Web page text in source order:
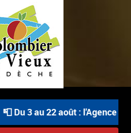
📮 Du 3 au 22 août : l'Agence